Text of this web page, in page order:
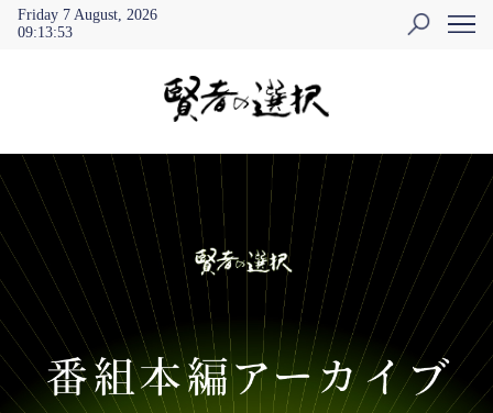
Friday 7 August, 2026
09:13:53